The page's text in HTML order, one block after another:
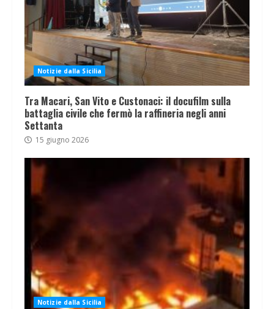
Notizie dalla Sicilia
Tra Macari, San Vito e Custonaci: il docufilm sulla
battaglia civile che fermò la raffineria negli anni
Settanta
15 giugno 2026
Notizie dalla Sicilia